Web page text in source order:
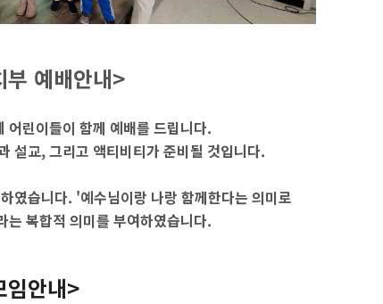
부 예배안내>
어린이들이 함께 예배를 드립니다.
설교, 그리고 액티비티가 준비될 것입니다.
였습니다. '예수님이랑 나랑 함께한다는 의미로
복합적 의미를 부여하였습니다.
임안내>